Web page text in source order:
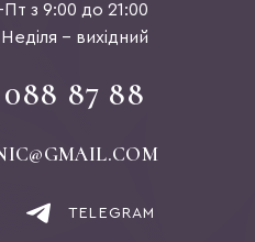
з 9:00 до 21:00
- вихідний
088 87 88
TELEGRAM